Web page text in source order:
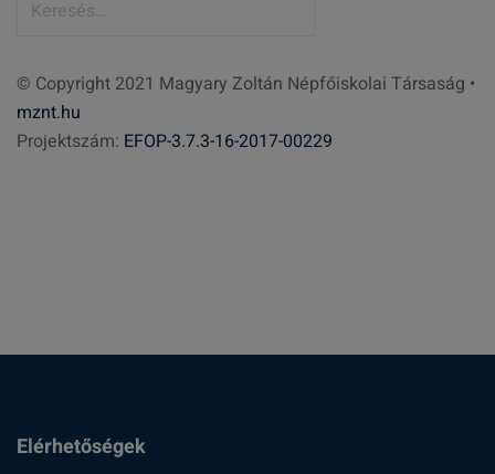
e
s
é
© Copyright 2021 Magyary Zoltán Népfőiskolai Társaság •
mznt.hu
Projektszám: EFOP-3.7.3-16-2017-00229
Elérhetőségek